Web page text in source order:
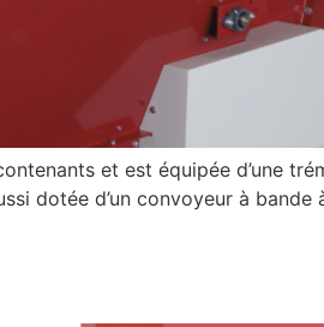
et est équipée d’une
dotée d’un convoyeur à